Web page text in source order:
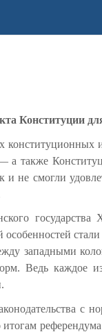
Конституции
также
и не смогли
государства
западными
Ведь каждое
с
итогам